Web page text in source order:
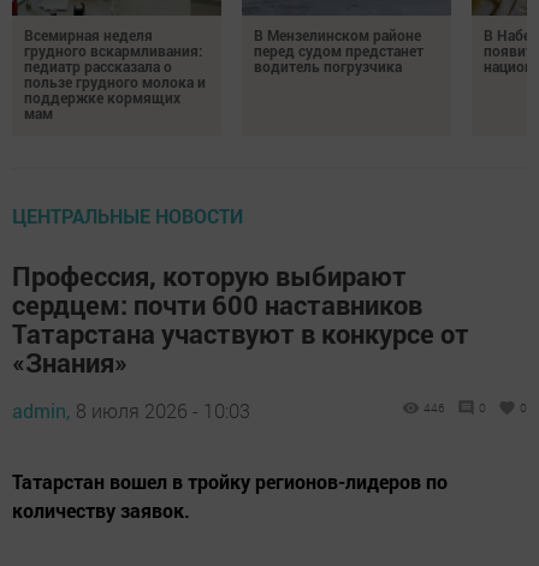
Всемирная неделя
грудного вскармливания:
педиатр рассказала о
пользе грудного молока и
поддержке кормящих
мам
В Мензелинском районе
перед судом предстанет
водитель погрузчика
В
ЦЕНТРАЛЬНЫЕ НОВОСТИ
Профессия, которую выбирают
сердцем: почти 600 наставников
Татарстана участвуют в конкурсе от
«Знания»
admin, 8 июля 2026 - 10:03 446 0 0
Татарстан вошел в тройку регионов-лидеров по
количеству заявок.